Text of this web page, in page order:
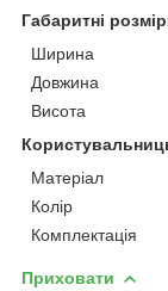
Габаритні
Ширина
Довжина
Висота
Матеріал
Колір
Комплектація
Приховати